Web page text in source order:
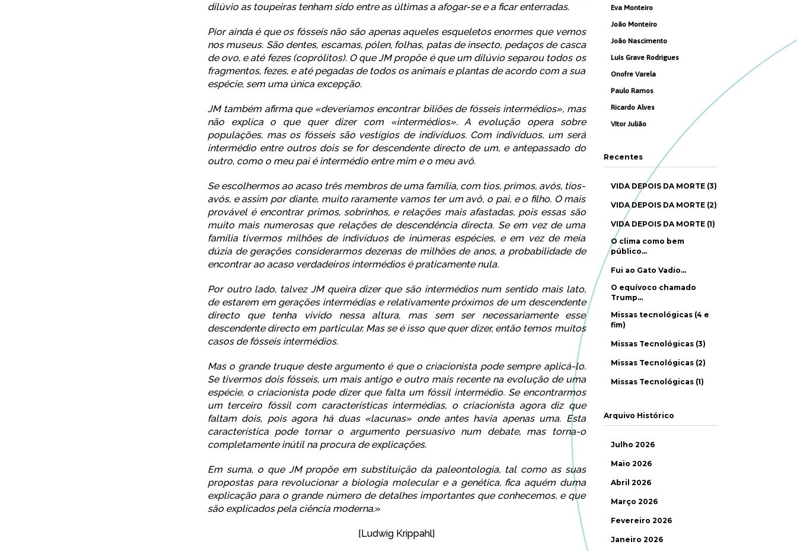
dilúvio as toupeiras tenham sido entre as últimas a afogar-se e a ficar enterradas.
Pior ainda é que os fósseis não são apenas aqueles esqueletos enormes que vemos
nos museus. São dentes, escamas, pólen, folhas, patas de insecto, pedaços de casca
de ovo, e até fezes (coprólitos). O que JM propõe é que um dilúvio separou todos os
fragmentos, fezes, e até pegadas de todos os animais e plantas de acordo com a sua
espécie, sem uma única excepção.
JM também afirma que «deveríamos encontrar biliões de fósseis intermédios», mas
não explica o que quer dizer com «intermédios». A evolução opera sobre
populações, mas os fósseis são vestígios de indivíduos. Com indivíduos, um será
intermédio entre outros dois se for descendente directo de um, e antepassado do
outro, como o meu pai é intermédio entre mim e o meu avô.
Se escolhermos ao acaso três membros de uma família, com tios, primos, avós, tios-
avós, e assim por diante, muito raramente vamos ter um avô, o pai, e o filho. O mais
provável é encontrar primos, sobrinhos, e relações mais afastadas, pois essas são
muito mais numerosas que relações de descendência directa. Se em vez de uma
família tivermos milhões de indivíduos de inúmeras espécies, e em vez de meia
dúzia de gerações considerarmos dezenas de milhões de anos, a probabilidade de
encontrar ao acaso verdadeiros intermédios é praticamente nula.
Por outro lado, talvez JM queira dizer que são intermédios num sentido mais lato,
de estarem em gerações intermédias e relativamente próximos de um descendente
directo que tenha vivido nessa altura, mas sem ser necessariamente esse
descendente directo em particular. Mas se é isso que quer dizer, então temos muitos
casos defósseis intermédios.
Mas o grande truque deste argumento é que o criacionista pode sempre aplicá-lo.
Se tivermos dois fósseis, um mais antigo e outro mais recente na evolução de uma
espécie, o criacionista pode dizer que falta um fóssil intermédio. Se encontrarmos
um terceiro fóssil com características intermédias, o criacionista agora diz que
faltam dois, pois agora há duas «lacunas» onde antes havia apenas uma. Esta
característica pode tornar o argumento persuasivo num debate, mas torna-o
completamente inútil na procura de explicações.
Em suma, o que JM propõe em substituição da paleontologia, tal como as suas
propostas para revolucionar a biologia molecular e a genética, fica aquém duma
explicação para o grande número de detalhes importantes que conhecemos, e que
são explicados pela ciência moderna.»
[Ludwig Krippahl]
Eva Monteiro
João Monteiro
João Nascimento
Luís Grave Rodrigues
Onofre Varela
Paulo Ramos
Ricardo Alves
Vítor Julião
Recentes
VIDA DEPOIS DA MORTE (3)
VIDA DEPOIS DA MORTE (2)
VIDA DEPOIS DA MORTE (1)
O clima como bem
público…
Fui ao Gato Vadio…
O equívoco chamado
Trump…
Missas tecnológicas (4 e
fim)
Missas Tecnológicas (3)
Missas Tecnológicas (2)
Missas Tecnológicas (1)
Arquivo Histórico
Julho 2026
Maio 2026
Abril 2026
Março 2026
Fevereiro 2026
Janeiro 2026